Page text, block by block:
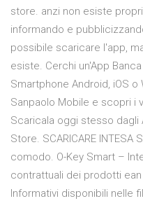
store. anzi non esiste
informando e
possibile scaricare l'app,
esiste. Cerchi un'App
Smartphone Android, iOS o
Sanpaolo Mobile e scopri i
Scaricala oggi stesso dagli
Store. SCARICARE INTESA
comodo. O-Key Smart –
contrattuali dei prodotti
Informativi disponibili nelle